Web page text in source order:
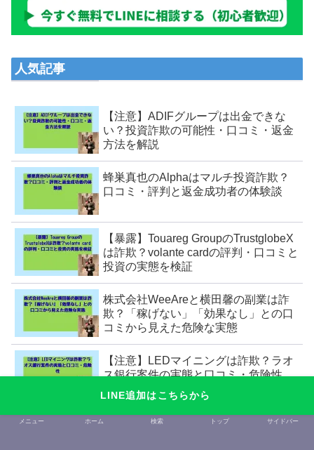
人気記事
【注意】ADIFグループは出金できな
い？投資詐欺の可能性・口コミ・返金
方法を解説
蜂巣真也のAlphaはマルチ投資詐欺？
口コミ・評判と返金成功者の体験談
【暴露】Touareg GroupのTrustglobeX
は詐欺？volante cardの評判・口コミと
投資の実態を検証
株式会社WeeAreと横田馨の副業は詐
欺？「稼げない」「効果なし」との口
コミから見えた危険な実態
【注意】LEDマイニングは詐欺？ラオ
ス銀行案件の実態と口コミ・危険性
LINE追加はこちらから
メニュー ホーム 検索 トップ サイドバー